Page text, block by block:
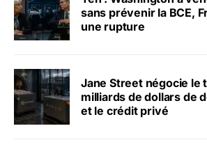
sans prévenir la BCE,
une rupture
Jane Street négocie le
milliards de dollars de
et le crédit privé